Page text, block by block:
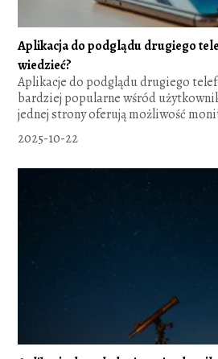
Aplikacja do podglądu drugiego
wiedzieć?
Aplikacje do podglądu drugiego
bardziej popularne wśród
jednej strony oferują możliwość
2025-10-22